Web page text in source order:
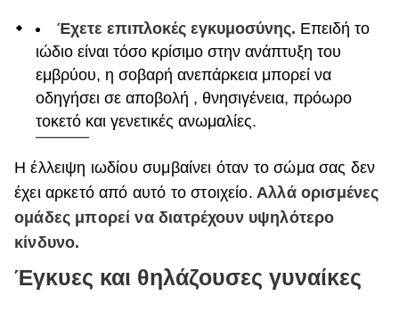
Έχετε επιπλοκές εγκυμοσύνης. Επειδή το
ιώδιο είναι τόσο κρίσιμο στην ανάπτυξη του
εμβρύου, η σοβαρή ανεπάρκεια μπορεί να
οδηγήσει σε αποβολή , θνησιγένεια, πρόωρο
τοκετό και γενετικές ανωμαλίες.
Η έλλειψη ιωδίου συμβαίνει όταν το σώμα σας δεν
έχει αρκετό από αυτό το στοιχείο. Αλλά ορισμένες
ομάδες μπορεί να διατρέχουν υψηλότερο
κίνδυνο.
Έγκυες και θηλάζουσες γυναίκες